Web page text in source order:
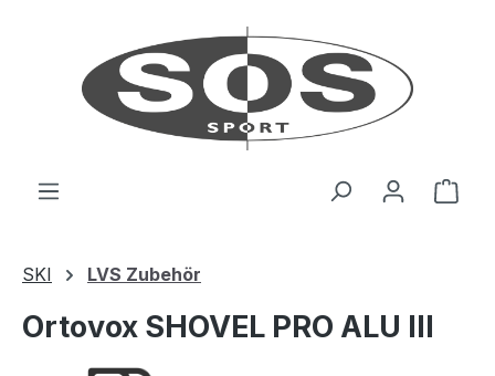
SKI LVS Zubehör
Ortovox SHOVEL PRO ALU III